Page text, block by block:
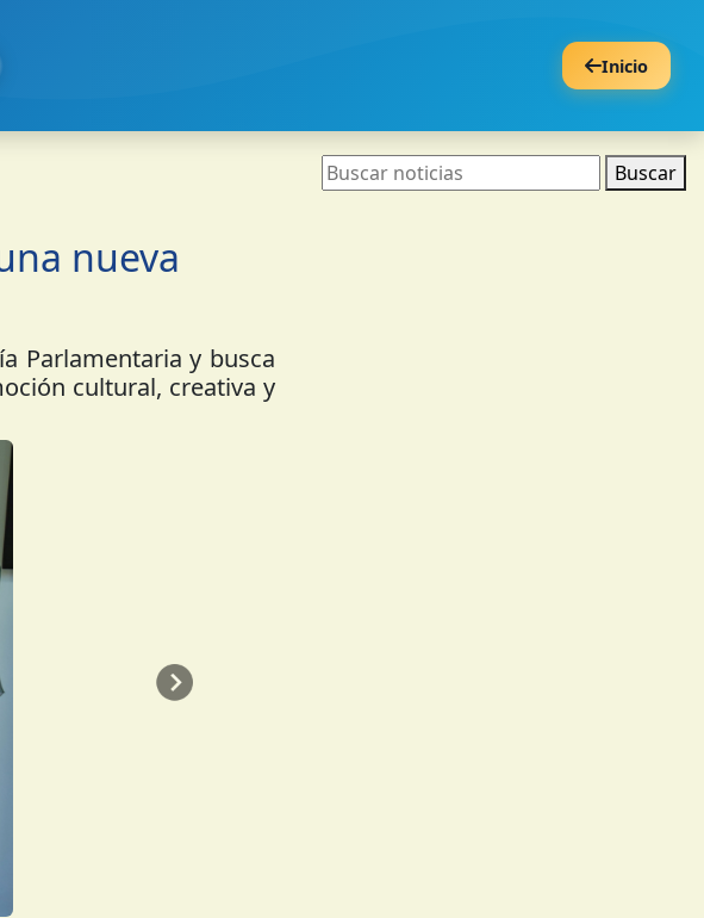
Inicio
nueva
Parlamentaria y busca
cultural, creativa y
Siguiente
Buscar